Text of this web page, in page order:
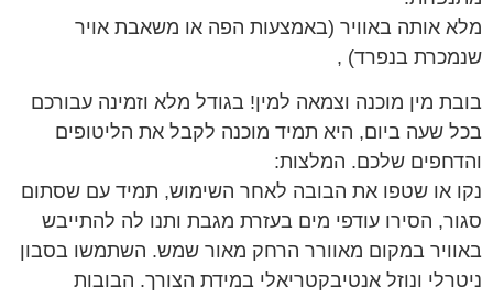
מלא אותה באוויר (באמצעות הפה או משאבת אויר
שנמכרת בנפרד) ,
בובת מין מוכנה וצמאה למין! בגודל מלא וזמינה עבורכם
בכל שעה ביום, היא תמיד מוכנה לקבל את הליטופים
והדחפים שלכם. המלצות:
נקו או שטפו את הבובה לאחר השימוש, תמיד עם שסתום
סגור, הסירו עודפי מים בעזרת מגבת ותנו לה להתייבש
באוויר במקום מאוורר הרחק מאור שמש. השתמשו בסבון
ניטרלי ונוזל אנטיבקטריאלי במידת הצורך. הבובות